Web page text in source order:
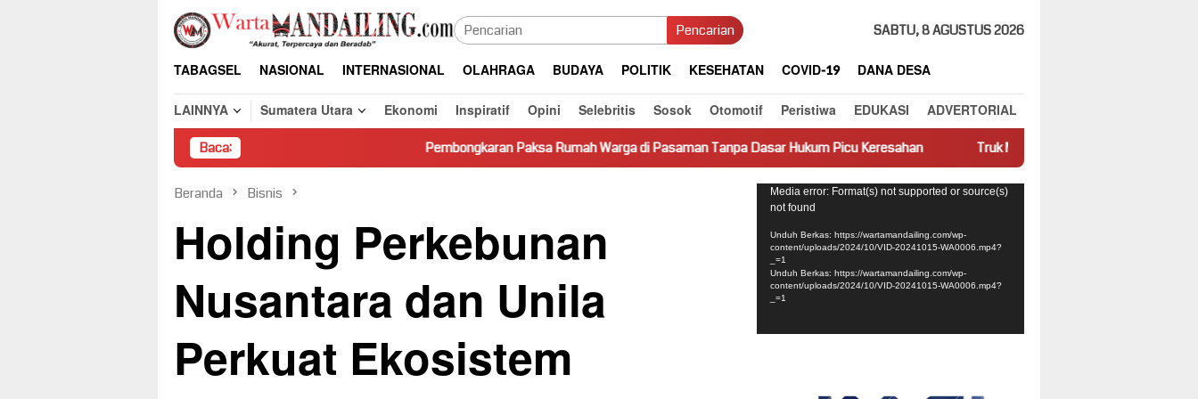
Loncat
konten
Pencarian SABTU, 8 AGUSTUS 2026
TABAGSEL NASIONAL INTERNASIONAL OLAHRAGA BUDAYA POLITIK KESEHATAN COVID-19
DANA DESA
LAINNYA
Sumatera Utara Ekonomi Inspiratif Opini Selebritis Sosok Otomotif Peristiwa EDUKASI ADVERTORIAL
Baca: Pembongkaran Paksa Rumah Warga di Pasaman Tanpa Dasar Hukum Picu Keresahan Truk Miring Hambat Arus Lalu Lintas di Jalan
Beranda Bisnis
Holding Perkebunan
Nusantara dan Unila
Perkuat Ekosistem
Pemutar
Video
Media error: Format(s) not supported or source(s)
not found
Unduh Berkas: https://wartamandailing.com/wp-
content/uploads/2024/10/VID-20241015-WA0006.mp4?
_=1
Unduh Berkas: https://wartamandailing.com/wp-
content/uploads/2024/10/VID-20241015-WA0006.mp4?
_=1